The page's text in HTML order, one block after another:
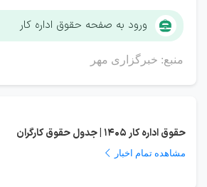
ورود به صفحه حقوق اداره کار
منبع: خبرگزاری مهر
حقوق اداره کار 1405 | جدول حقوق کارگران
مشاهده تمام اخبار